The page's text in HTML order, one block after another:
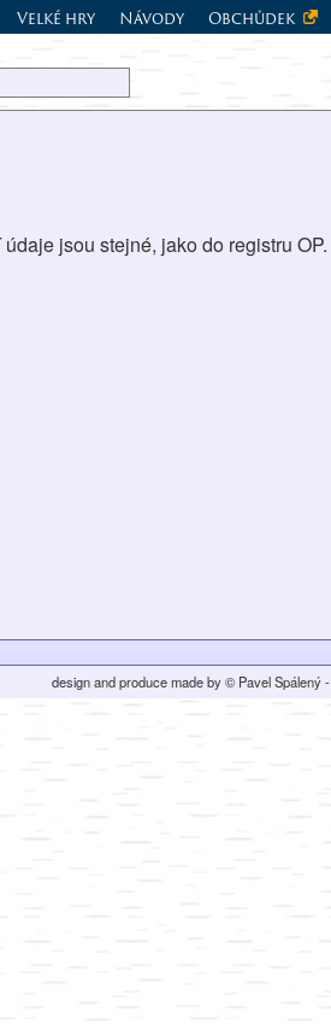
Velké hry Návody Obchůdek
jsou stejné, jako do registru OP.
design and produce made by © Pavel Spálený -